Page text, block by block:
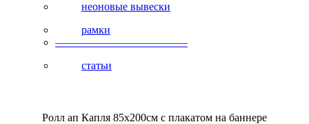
неоновые вывески
рамки
————————————
статьи
Ролл ап Капля 85х200см с плакатом на баннере